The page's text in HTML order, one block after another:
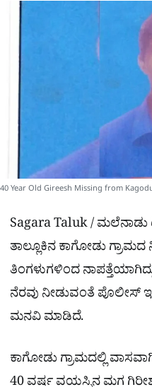
p o a
40 Year Old Gireesh Missing from
Sagara Taluk / ಮಲೆನಾಡು
ತಾಲ್ಲೂಕಿನ ಕಾಗೋಡು
ತಿಂಗಳುಗಳಿಂದ
ನೆರವು ನೀಡುವಂತೆ
ಮನವಿ ಮಾಡಿದೆ.
ಕಾಗೋಡು ಗ್ರಾಮದಲ್ಲಿ